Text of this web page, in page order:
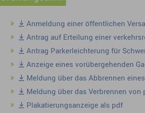
Anmeldung einer öffentlichen
Antrag auf Erteilung einer
Antrag Parkerleichterung für
Anzeige eines vorübergehenden
Meldung über das Abbrennen
Meldung über das Verbrennen
Plakatierungsanzeige als pdf